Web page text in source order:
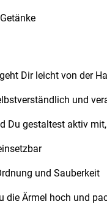
Dir leicht von der
und
Du gestaltest aktiv
und Sauberkeit
die Ärmel hoch und